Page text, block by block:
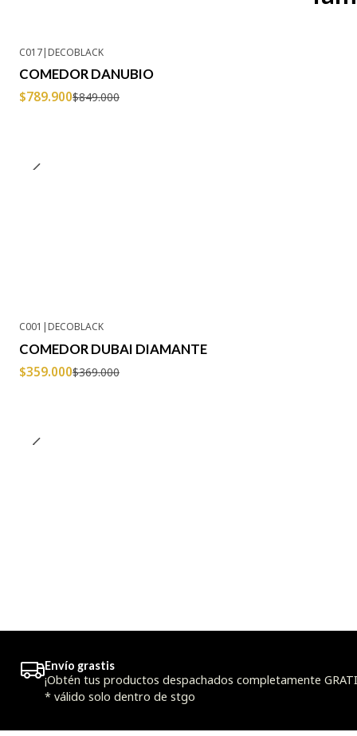
C017|DECOBLACK
COMEDOR DANUBIO
$789.900$849.000
Agotado
C001 |DECOBLACK
COMEDOR DUBAI DIAMANTE
$359.000$369.000
Envío grastis
¡Obtén tus productos despachados completamente
* válido solo dentro de stgo